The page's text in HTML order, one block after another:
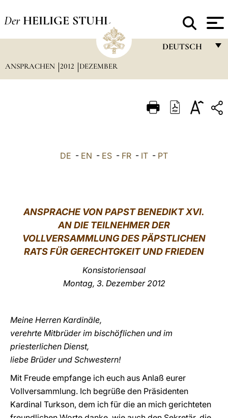
Der HEILIGE STUHL
DEUTSCH
ITALIANO
中文
LATINE
ANSPRACHEN 2012 DEZEMBER
DE - EN - ES - FR - IT - PT
ANSPRACHE VON PAPST BENEDIKT XVI.
AN DIE TEILNEHMER DER
VOLLVERSAMMLUNG DES PÄPSTLICHEN
RATS FÜR GERECHTGKEIT UND FRIEDEN
Konsistoriensaal
Montag, 3. Dezember 2012
Meine Herren Kardinäle,
verehrte Mitbrüder im bischöflichen und im
priesterlichen Dienst,
liebe Brüder und Schwestern!
Mit Freude empfange ich euch aus Anlaß eurer
Vollversammlung. Ich begrüße den Präsidenten
Kardinal Turkson, dem ich für die an mich gerichteten